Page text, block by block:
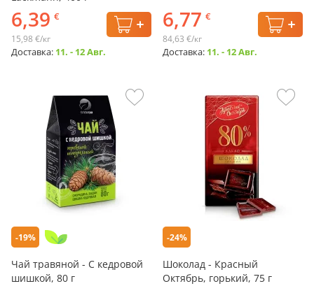
6,39 €
15,98 €/кг
Доставка: 11. - 12 Авг.
6,77 €
84,63 €/кг
Доставка: 11. - 12 Авг.
-19%
Чай травяной - С кедровой
шишкой, 80 г
-24%
Шоколад - Красный
Октябрь, горький, 75 г